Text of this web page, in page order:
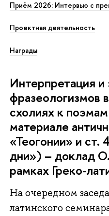
Приём 2026: Интервью с
Проектная деятельность
Награды
Интерпретация и
фразеологизмов
схолиях к
материале
«Теогонии» и ст.
дни») – доклад
рамках Греко-
На очередном
латинского